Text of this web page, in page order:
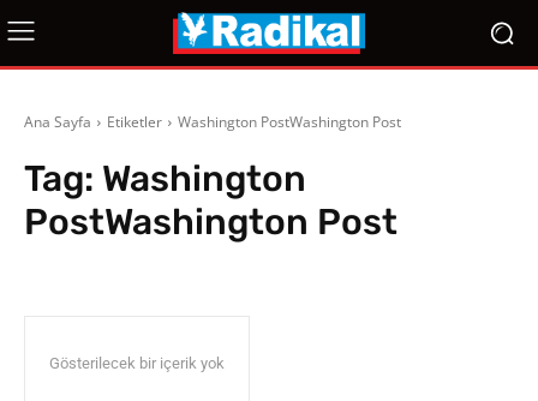
Ana Sayfa Etiketler Washington PostWashington Post
Tag: Washington
PostWashington Post
Gösterilecek bir içerik yok